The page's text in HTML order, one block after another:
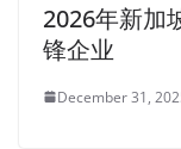
2026年新加
锋企业
December 31,